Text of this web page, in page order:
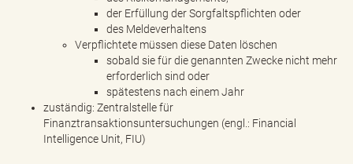
der Erfüllung der Sorgfaltspflichten oder
des Meldeverhaltens
Verpflichtete müssen diese Daten löschen
sobald sie für die genannten Zwecke nicht mehr
erforderlich sind oder
spätestens nach einem Jahr
zuständig: Zentralstelle für
Finanztransaktionsuntersuchungen (engl.: Financial
Intelligence Unit, FIU)